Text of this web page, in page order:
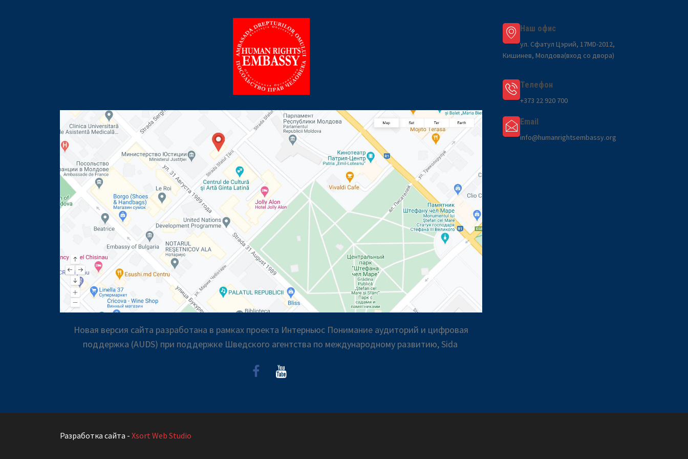
Новая версия сайта разработана в рамках проекта Интерньюс Понимание аудиторий и цифровая
поддержка (AUDS) при поддержке Шведского агентства по международному развитию, Sida
Наш офис
ул. Сфатул Цэрий, 17MD-2012,
Кишинев, Молдова(вход со двора)
Телефон
+373 22 920 700
Email
info@humanrightsembassy.org
Разработка сайта - Xsort Web Studio